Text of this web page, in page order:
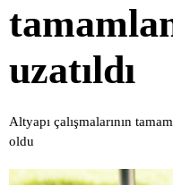
uzatıldı
Altyapı çalışmalarının
oldu